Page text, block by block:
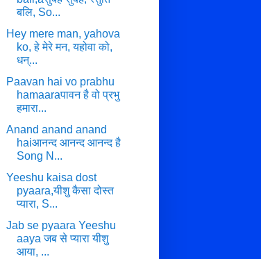
बलि, So...
Hey mere man, yahova
ko, हे मेरे मन, यहोवा को,
धन्...
Paavan hai vo prabhu
hamaaraपावन है वो प्रभु
हमारा...
Anand anand anand
haiआनन्द आनन्द आनन्द है
Song N...
Yeeshu kaisa dost
pyaara,यीशु कैसा दोस्त
प्यारा, S...
Jab se pyaara Yeeshu
aaya जब से प्यारा यीशु
आया, ...